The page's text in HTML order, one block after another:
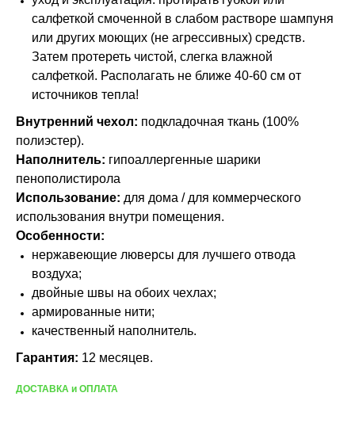
салфеткой смоченной в слабом растворе шампуня
или других моющих (не агрессивных) средств.
Затем протереть чистой, слегка влажной
салфеткой. Располагать не ближе 40-60 см от
источников тепла!
Внутренний чехол: подкладочная ткань (100%
полиэстер).
Наполнитель: гипоаллергенные шарики
пенополистирола
Использование: для дома / для коммерческого
использования внутри помещения.
Особенности:
нержавеющие люверсы для лучшего отвода
воздуха;
двойные швы на обоих чехлах;
армированные нити;
качественный наполнитель.
Гарантия: 12 месяцев.
ДОСТАВКА и ОПЛАТА